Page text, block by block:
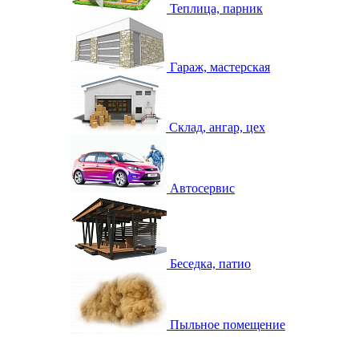
Теплица, парник
Гараж, мастерская
Склад, ангар, цех
Автосервис
Беседка, патио
Пыльное помещение